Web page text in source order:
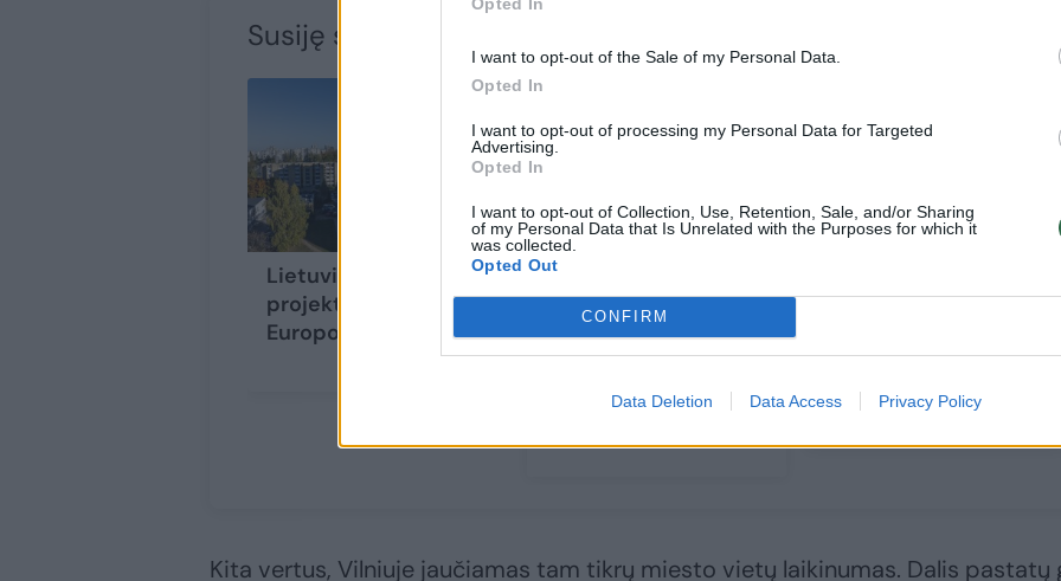
I want to opt-out of the Sale of my Personal Data.
Opted In
I want to opt-out of processing my Personal Data for Targeted
Advertising.
Opted In
I want to opt-out of Collection, Use, Retention, Sale, and/or Sharing
of my Personal Data that Is Unrelated with the Purposes for which it
was collected.
Opted Out
CONFIRM
Data Deletion Data Access Privacy Policy
Susiję straipsniai
Lietuvių renovacijos
projektas – tarp
Europos geriausiųjų
Šie mokiniai
nusipelnė modernių
ugdymo erdvių:
gimnazija Vilniuje
bus atnaujinta iš
Rusijos piliečiams
įsigijimo apribojimus
– įvardijo, kokius
Kita vertus, Vilniuje jaučiamas tam tikrų miesto vietų laikinumas. Dalis pastatų